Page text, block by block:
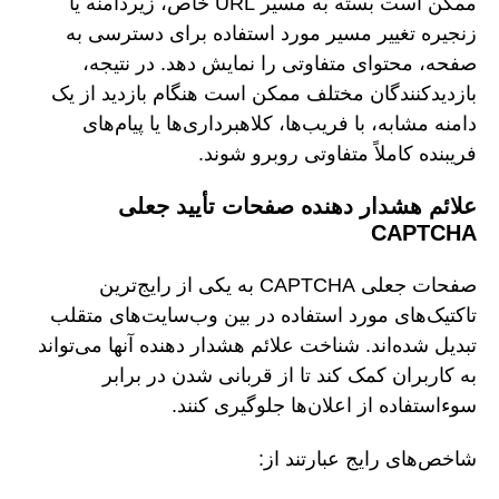
زنجیره تغییر مسیر مورد استفاده برای دسترسی به
صفحه، محتوای متفاوتی را نمایش دهد. در نتیجه،
بازدیدکنندگان مختلف ممکن است هنگام بازدید از یک
دامنه مشابه، با فریب‌ها، کلاهبرداری‌ها یا پیام‌های
فریبنده کاملاً متفاوتی روبرو شوند.
علائم هشدار دهنده صفحات تأیید جعلی
CAPTCHA
صفحات جعلی CAPTCHA به یکی از رایج‌ترین
تاکتیک‌های مورد استفاده در بین وب‌سایت‌های متقلب
تبدیل شده‌اند. شناخت علائم هشدار دهنده آنها می‌تواند
به کاربران کمک کند تا از قربانی شدن در برابر
سوءاستفاده از اعلان‌ها جلوگیری کنند.
شاخص‌های رایج عبارتند از: